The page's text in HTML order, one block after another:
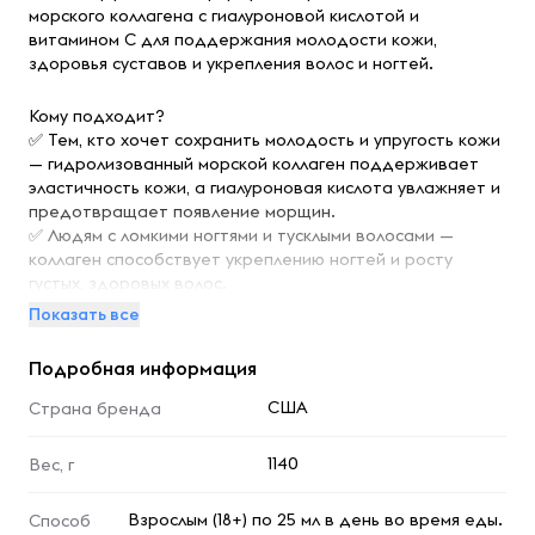
морского коллагена с гиалуроновой кислотой и
витамином C для поддержания молодости кожи,
здоровья суставов и укрепления волос и ногтей.
Кому подходит?
✅ Тем, кто хочет сохранить молодость и упругость кожи
— гидролизованный морской коллаген поддерживает
эластичность кожи, а гиалуроновая кислота увлажняет и
предотвращает появление морщин.
✅ Людям с ломкими ногтями и тусклыми волосами —
коллаген способствует укреплению ногтей и росту
густых, здоровых волос.
✅ Тем, кто заботится о здоровье суставов — коллаген
✅ Спортсменам и активным людям — способствует
восстановлению после физических нагрузок и снижает
Ключевые преимущества и состав COLLAGEN MARINE:
эффективная дозировка, обеспечивающая выраженный
Показать все
Подробная информация
Страна бренда США
Вес, г 1140
Способ
Взрослым (18+) по 25 мл в день во время еды.